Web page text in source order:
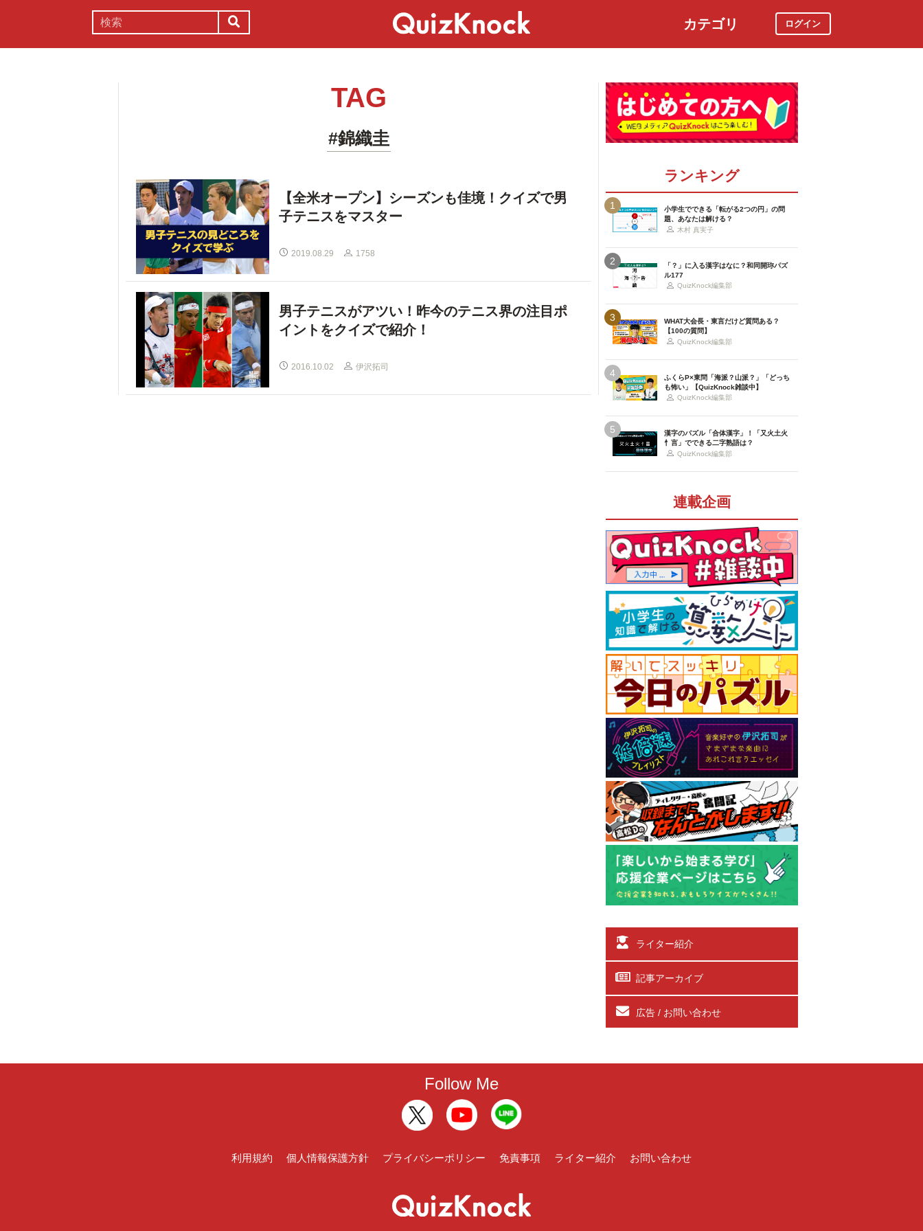
カテゴリ ログイン
TAG
#錦織圭
【全米オープン】シーズンも佳境！クイズで男
子テニスをマスター
2019.08.29 1758
男子テニスがアツい！昨今のテニス界の注目ポ
イントをクイズで紹介！
2016.10.02 伊沢拓司
ランキング
1
小学生でできる「転がる2つの円」の問
題、あなたは解ける？
木村 真実子
2
「？」に入る漢字はなに？和同開珎パズ
ル177
QuizKnock編集部
3
WHAT大会長・東言だけど質問ある？
【100の質問】
QuizKnock編集部
4
ふくらP×東問「海派？山派？」「どっち
も怖い」【QuizKnock雑談中】
QuizKnock編集部
5
漢字のパズル「合体漢字」！「又火土火
忄言」でできる二字熟語は？
QuizKnock編集部
連載企画
ライター紹介
記事アーカイブ
広告 / お問い合わせ
Follow Me
利用規約 個人情報保護方針 プライバシーポリシー 免責事項 ライター紹介 お問い合わせ